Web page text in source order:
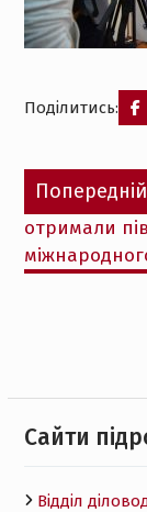
Поділитись:
Навігація
записів
Попередній
отримали
Cайти
Відділ